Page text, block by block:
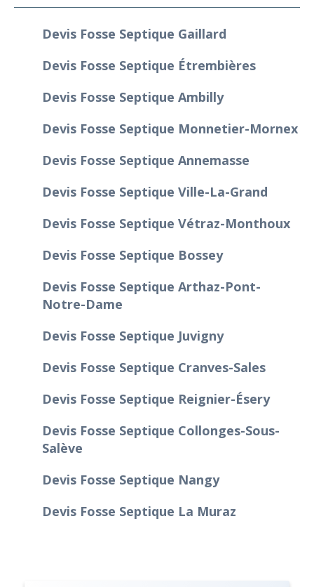
Devis Fosse Septique Gaillard
Devis Fosse Septique Étrembières
Devis Fosse Septique Ambilly
Devis Fosse Septique Monnetier-Mornex
Devis Fosse Septique Annemasse
Devis Fosse Septique Ville-La-Grand
Devis Fosse Septique Vétraz-Monthoux
Devis Fosse Septique Bossey
Devis Fosse Septique Arthaz-Pont-
Notre-Dame
Devis Fosse Septique Juvigny
Devis Fosse Septique Cranves-Sales
Devis Fosse Septique Reignier-Ésery
Devis Fosse Septique Collonges-Sous-
Salève
Devis Fosse Septique Nangy
Devis Fosse Septique La Muraz